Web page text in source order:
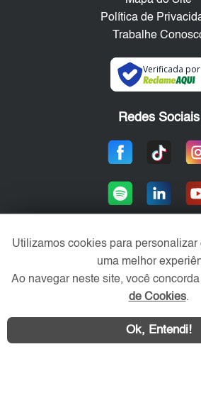
WhatsApp
Política de
Trabalhe
Verificada por
Redes Sociais
Área exclusiva aos
acesse sua
Utilizamos cookies para personalizar
uma melhor
Ao navegar neste site, você
de Cookies.
Ok, Entendi!